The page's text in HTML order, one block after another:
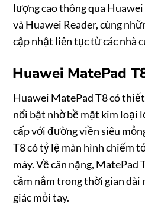
lượng cao thông qua
và Huawei Reader, cùng
cập nhật liên tục từ các nhà
Huawei MatePad
Huawei MatePad T8 có
nổi bật nhờ bề mặt kim loại
cấp với đường viền siêu
T8 có tỷ lệ màn hình chiếm
máy. Về cân nặng, MatePad
cầm nắm trong thời gian dài
giác mỏi tay.